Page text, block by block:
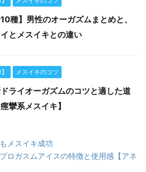
10種】男性のオーガズムまとめと、
イとメスイキとの違い
メスイキのコツ
ライオーガズムのコツと適した道
攣系メスイキ】
メスイキ成功
プロガスムアイスの特徴と使用感【アネ